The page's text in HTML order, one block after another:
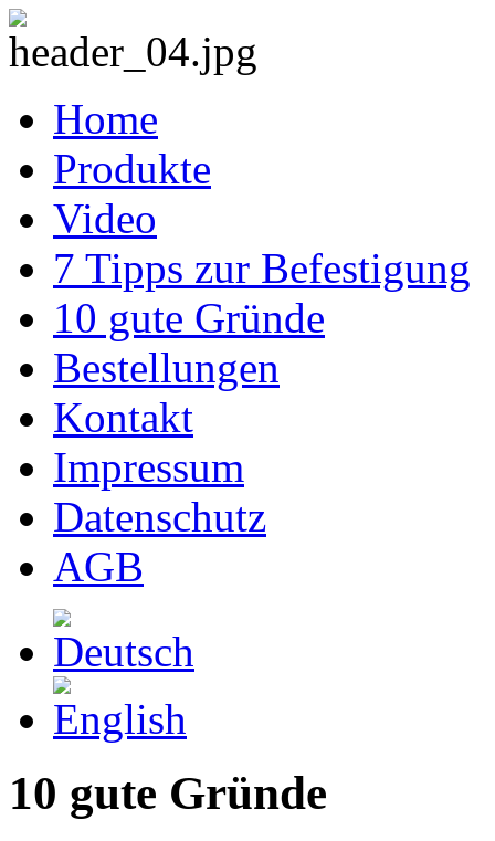
Home
Produkte
Video
7 Tipps zur Befestigung
10 gute Gründe
Bestellungen
Kontakt
Impressum
Datenschutz
AGB
10 gute Gründe